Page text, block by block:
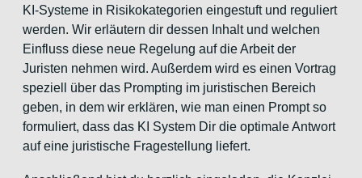
KI-Systeme in Risikokategorien eingestuft und reguliert
werden. Wir erläutern dir dessen Inhalt und welchen
Einfluss diese neue Regelung auf die Arbeit der
Juristen nehmen wird. Außerdem wird es einen Vortrag
speziell über das Prompting im juristischen Bereich
geben, in dem wir erklären, wie man einen Prompt so
formuliert, dass das KI System Dir die optimale Antwort
auf eine juristische Fragestellung liefert.